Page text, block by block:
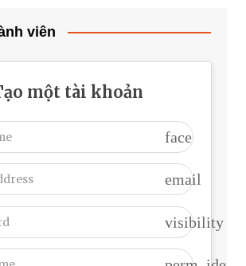
viên
một tài khoản
face
email
visibility